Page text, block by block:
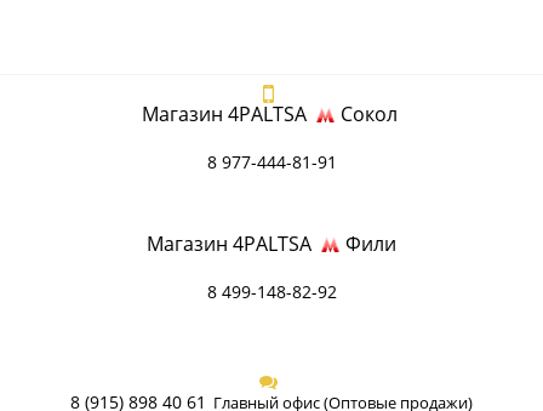
Магазин 4PALTSA Сокол
8 977-444-81-91
Магазин 4PALTSA Фили
8 499-148-82-92
8 (915) 898 40 61 Главный офис (Оптовые продажи)